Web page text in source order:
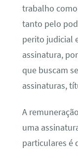
trabalho
tanto pelo
perito judicial
assinatura,
que buscam
assinaturas,
A
uma
particulares é